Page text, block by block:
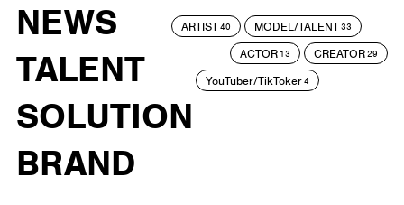
NEWS
TALENT
SOLUTION
BRAND
ARTIST40 MODEL/TALENT33
ACTOR 13 CREATOR29
YouTuber/TikToker4